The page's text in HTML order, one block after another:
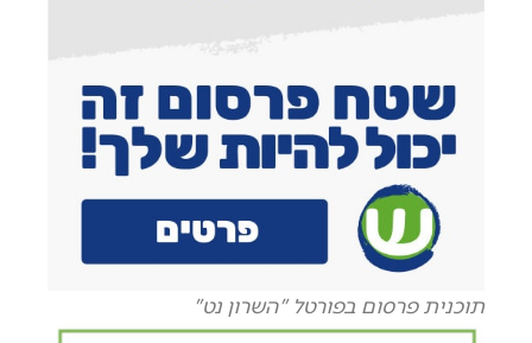
תוכנית פרסום בפורטל "השרון נט"